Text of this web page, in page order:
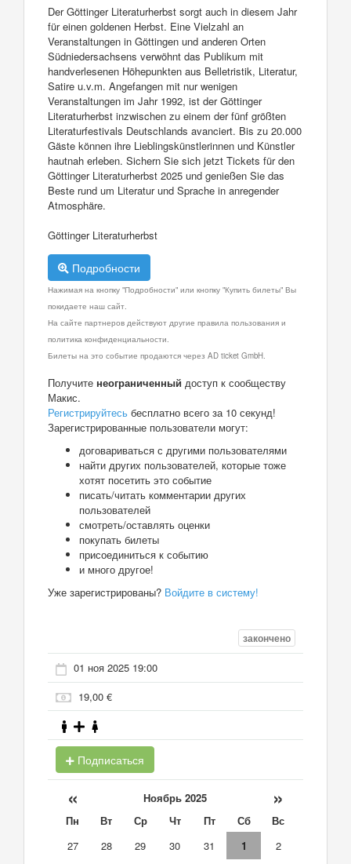
Der Göttinger Literaturherbst sorgt auch in diesem Jahr
für einen goldenen Herbst. Eine Vielzahl an
Veranstaltungen in Göttingen und anderen Orten
Südniedersachsens verwöhnt das Publikum mit
handverlesenen Höhepunkten aus Belletristik, Literatur,
Satire u.v.m. Angefangen mit nur wenigen
Veranstaltungen im Jahr 1992, ist der Göttinger
Literaturherbst inzwischen zu einem der fünf größten
Literaturfestivals Deutschlands avanciert. Bis zu 20.000
Gäste können ihre Lieblingskünstlerinnen und Künstler
hautnah erleben. Sichern Sie sich jetzt Tickets für den
Göttinger Literaturherbst 2025 und genießen Sie das
Beste rund um Literatur und Sprache in anregender
Atmosphäre.
Göttinger Literaturherbst
Подробности
Нажимая на кнопку "Подробности" или кнопку "Купить билеты" Вы
покидаете наш сайт.
На сайте партнеров действуют другие правила пользования и
политика конфиденциальности.
Билеты на это событие продаются через AD ticket GmbH.
Получите неограниченный доступ к сообществу
Макис.
Регистрируйтесь бесплатно всего за 10 секунд!
Зарегистрированные пользователи могут:
договариваться с другими пользователями
найти других пользователей, которые тоже
хотят посетить это событие
писать/читать комментарии других
пользователей
смотреть/оставлять оценки
покупать билеты
присоединиться к событию
и много другое!
Уже зарегистрированы? Войдите в систему!
закончено
01 ноя 2025 19:00
19,00 €
Подписаться
« Ноябрь 2025 »
Пн Вт Ср Чт Пт Сб
Вс
27
28 29 30 31 1
2